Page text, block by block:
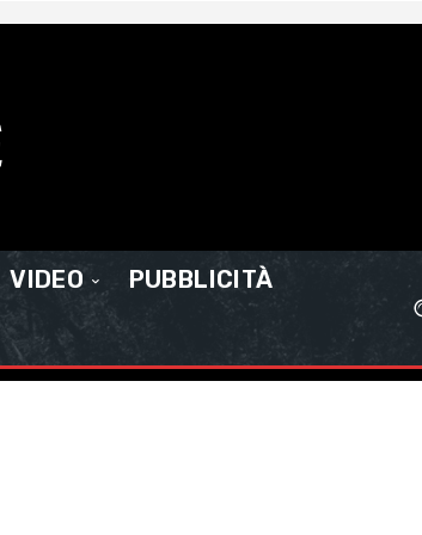
VIDEO
PUBBLICITÀ